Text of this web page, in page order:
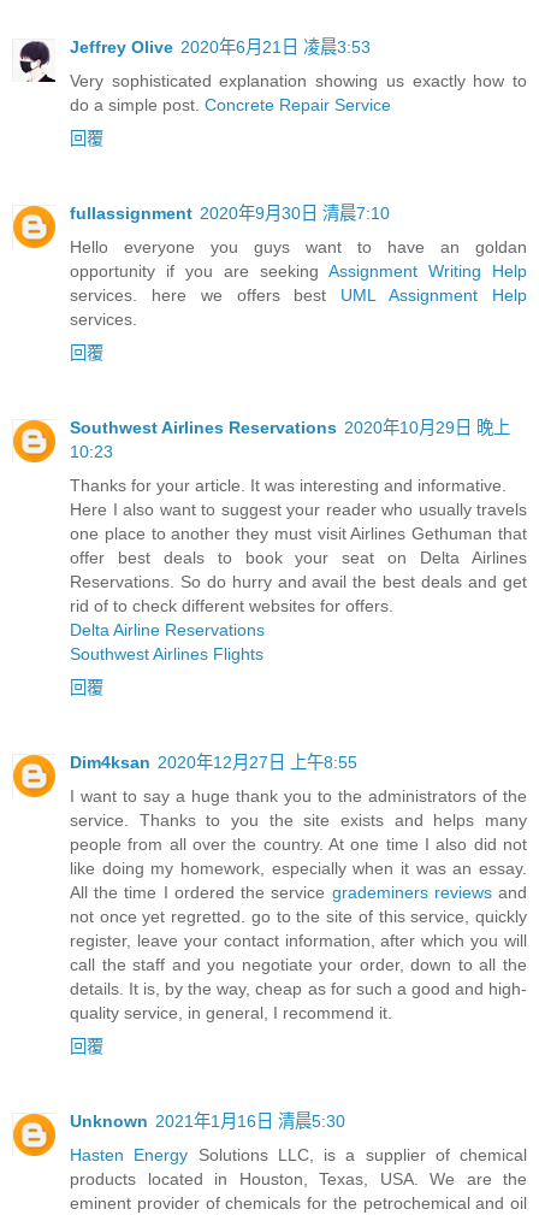
Jeffrey Olive 2020年6月21日 凌晨3:53
Very sophisticated explanation showing us exactly how to
do a simple post. Concrete Repair Service
回覆
fullassignment 2020年9月30日 清晨7:10
Hello everyone you guys want to have an goldan
opportunity if you are seeking Assignment Writing Help
services. here we offers best UML Assignment Help
services.
回覆
Southwest Airlines Reservations 2020年10月29日 晚上
10:23
Thanks for your article. It was interesting and informative.
Here I also want to suggest your reader who usually travels
one place to another they must visit Airlines Gethuman that
offer best deals to book your seat on Delta Airlines
Reservations. So do hurry and avail the best deals and get
rid of to check different websites for offers.
Delta Airline Reservations
Southwest Airlines Flights
回覆
Dim4ksan 2020年12月27日 上午8:55
I want to say a huge thank you to the administrators of the
service. Thanks to you the site exists and helps many
people from all over the country. At one time I also did not
like doing my homework, especially when it was an essay.
All the time I ordered the service grademiners reviewsand
not once yet regretted. go to the site of this service, quickly
register, leave your contact information, after which you will
call the staff and you negotiate your order, down to all the
details. It is, by the way, cheap as for such a good and high-
quality service, in general, I recommend it.
回覆
Unknown 2021年1月16日 清晨5:30
Hasten Energy Solutions LLC, is a supplier of chemical
products located in Houston, Texas, USA. We are the
eminent provider of chemicals for the petrochemical and oil